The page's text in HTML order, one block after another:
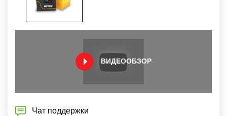
ВИДЕООБЗОР
Чат поддержки